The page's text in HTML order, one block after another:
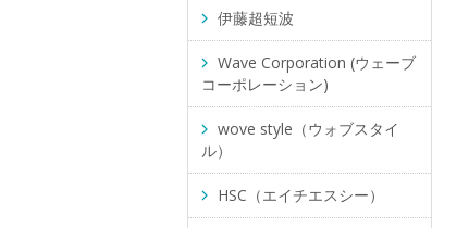
伊藤超短波
Wave Corporation (ウェーブ
コーポレーション)
wove style（ウォブスタイ
ル）
HSC（エイチエスシー）